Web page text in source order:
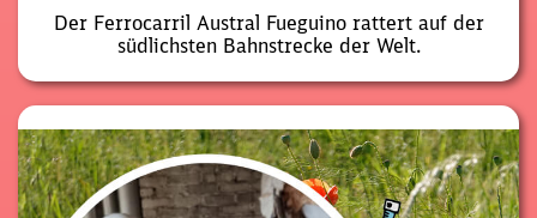
Der Ferrocarril Austral Fueguino rattert auf der
südlichsten Bahnstrecke der Welt.